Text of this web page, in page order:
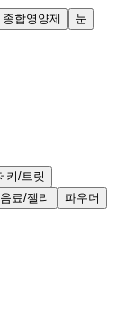
종합영양제
눈
키/트릿
음료/젤리 파우더